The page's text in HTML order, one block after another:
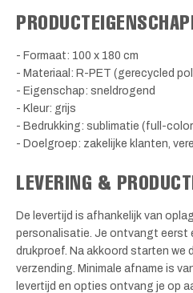
- Formaat: 100 x 180 cm
- Materiaal: R-PET (gerecycled
- Eigenschap: sneldrogend
- Kleur: grijs
- Bedrukking: sublimatie (full-
- Doelgroep: zakelijke klanten,
LEVERING &
De levertijd is afhankelijk van
personalisatie. Je ontvangt eerst
drukproef. Na akkoord starten we
verzending. Minimale afname is
levertijd en opties ontvang je op